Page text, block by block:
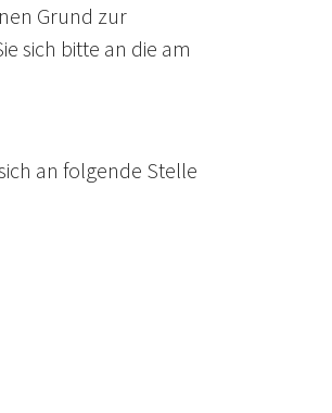
Grund zur
sich bitte an die am
an folgende Stelle